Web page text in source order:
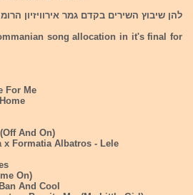
להן שיבוץ השירים בקדם גמר אירוויזיון
song allocation in it's final for
For Me
And On)
x Formatia Albatros - Lele
On)
And Cool